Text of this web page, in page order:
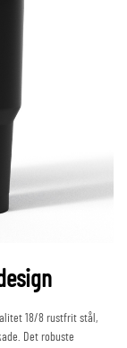
18/8 rustfrit stål,
Det robuste